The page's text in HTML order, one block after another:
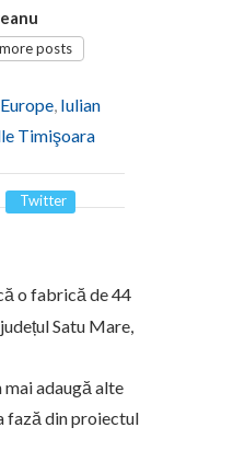
posts
Iulian
Timişoara
Twitter
o fabrică de 44
Satu Mare,
adaugă alte
fază din proiectul